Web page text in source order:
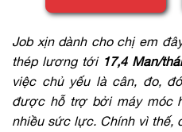
Job xịn dành cho chị em
thép lương tới 17,4 Man/
việc chủ yếu là cân, đo,
được hỗ trợ bởi máy móc
nhiều sức lực. Chính vì thế,